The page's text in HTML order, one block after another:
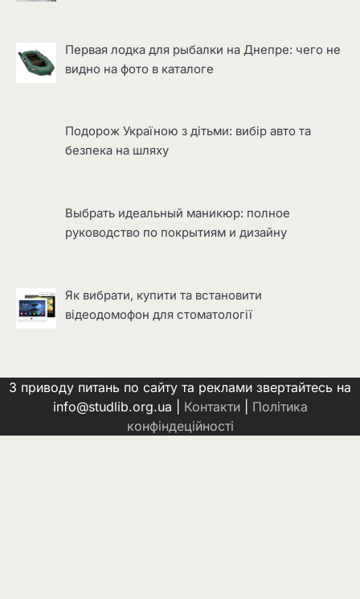
Первая лодка для рыбалки на Днепре: чего не
видно на фото в каталоге
Подорож Україною з дітьми: вибір авто та
безпека на шляху
Выбрать идеальный маникюр: полное
руководство по покрытиям и дизайну
Як вибрати, купити та встановити
відеодомофон для стоматології
З приводу питань по сайту та реклами звертайтесь на
info@studlib.org.ua | Контакти| Політика
конфіндеційності